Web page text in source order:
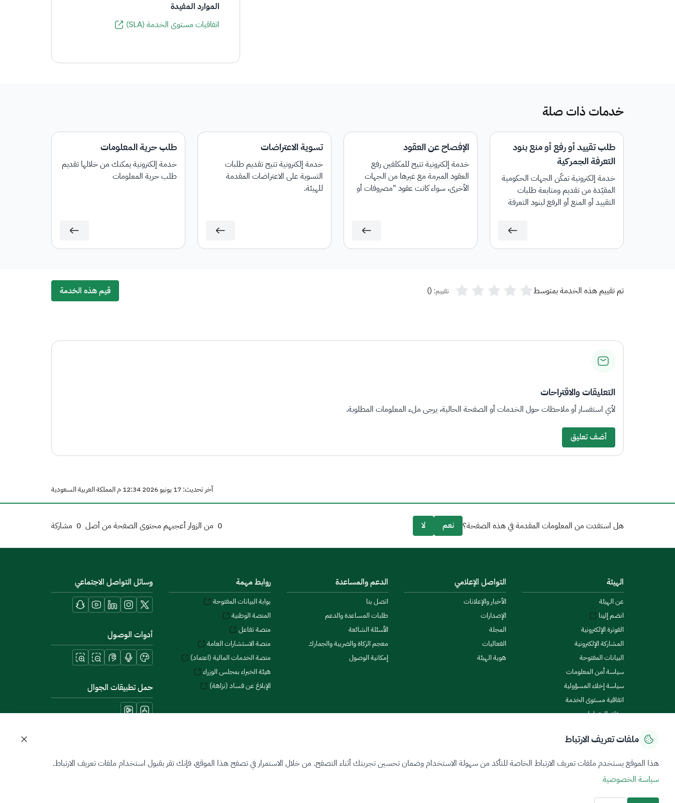
الموارد المفيدة
اتفاقيات مستوى الخدمة (SLA)
خدمات ذات صلة
طلب تقييد أو رفع أو منع بنود
التعرفة الجمركية
خدمة إلكترونية تمكّن الجهات الحكومية
المقيّدة من تقديم ومتابعة طلبات
التقييد أو المنع أو الرفع لبنود التعرفة
الإفصاح عن العقود
خدمة إلكترونية تتيح للمكلفين رفع
العقود المبرمة مع غيرها من الجهات
الأخرى، سواء كانت عقود "مصروفات أو
تسوية الاعتراضات
خدمة إلكترونية تتيح تقديم طلبات
التسوية على الاعتراضات المقدمة
للهيئة.
طلب حرية المعلومات
خدمة إلكترونية يمكنك من خلالها تقديم
طلب حرية المعلومات
تم تقييم هذه الخدمة بمتوسط تقييم: (
) قيم هذه الخدمة
التعليقات والاقتراحات
لأي استفسار أو ملاحظات حول الخدمات أو الصفحة الحالية، يرجى ملء المعلومات المطلوبة.
أضف تعليق
آخر تحديث: 17 يونيو 2026 12:34 م المملكة العربية السعودية
0 من الزوار أعجبهم محتوى الصفحة من أصل 0 مشاركة هل استفدت من المعلومات المقدمة في هذه الصفحة؟ نعم لا
الهيئة
عن الهيئة
انضم إلينا
الفوترة الإلكترونية
المشاركة الإلكترونية
البيانات المفتوحة
سياسة أمن المعلومات
سياسة إخلاء المسؤولية
اتفاقية مستوى الخدمة
ميثاق المتعاملين
التواصل الإعلامي
الأخبار والإعلانات
الإصدارات
المجلة
الفعاليات
هوية الهيئة
الدعم والمساعدة
اتصل بنا
طلبات المساعدة والدعم
الأسئلة الشائعة
معجم الزكاة والضريبة والجمارك
إمكانية الوصول
روابط مهمة
بوابة البيانات المفتوحة
المنصة الوطنية
منصة تفاعل
منصة الاستشارات العامة
منصة الخدمات المالية (اعتماد)
هيئة الخبراء بمجلس الوزراء
الإبلاغ عن فساد (نزاهة)
وسائل التواصل الاجتماعي
أدوات الوصول
حمل تطبيقات الجوال
جميع الحقوق محفوظة 2026 © ZATCA.GOV.SA
ملفات تعريف الارتباط
هذا الموقع يستخدم ملفات تعريف الارتباط الخاصة للتأكد من سهولة الاستخدام وضمان تحسين تجربتك أثناء التصفح. من خلال الاستمرار في تصفح هذا الموقع، فإنك تقر بقبول استخدام ملفات تعريف الارتباط.
سياسة الخصوصية